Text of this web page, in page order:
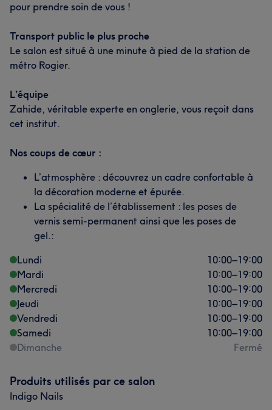
pour prendre soin de vous !
Transport public le plus proche
Le salon est situé à une minute à pied de la station de
métro Rogier.
L’équipe
Zahide, véritable experte en onglerie, vous reçoit dans
cet institut.
Nos coups de cœur :
L’atmosphère : découvrez un cadre confortable à
la décoration moderne et épurée.
La spécialité de l’établissement : les poses de
vernis semi-permanent ainsi que les poses de
gel.:
Lundi
10:00–19:00
Mardi
10:00–19:00
Mercredi
10:00–19:00
Jeudi
10:00–19:00
Vendredi
10:00–19:00
Samedi
10:00–19:00
Dimanche
Fermé
Produits utilisés par ce salon
Indigo Nails